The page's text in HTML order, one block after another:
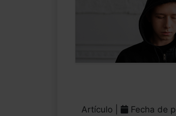
Artículo | Fecha de